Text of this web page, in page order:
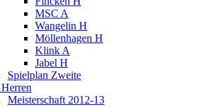
MSC A
Wangelin H
Möllenhagen H
Klink A
Jabel H
Spielplan Zweite
Meisterschaft 2012-13